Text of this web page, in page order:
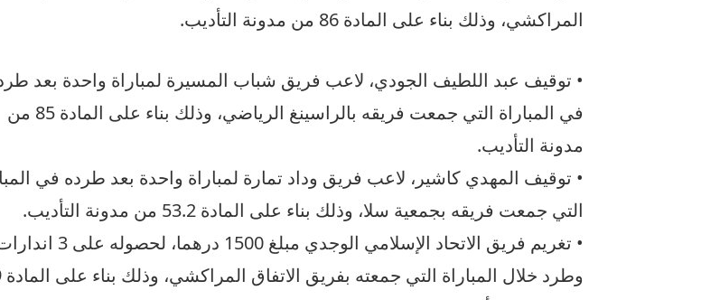
المراكشي، وذلك بناء على المادة 86 من مدونة التأديب.
• توقيف عبد اللطيف الجودي، لاعب فريق شباب المسيرة لمباراة واحدة بعد
في المباراة التي جمعت فريقه بالراسينغ الرياضي، وذلك بناء على المادة 85 من
مدونة التأديب.
• توقيف المهدي كاشير، لاعب فريق وداد تمارة لمباراة واحدة بعد طرده في
التي جمعت فريقه بجمعية سلا، وذلك بناء على المادة 53.2 من مدونة التأديب.
• تغريم فريق الاتحاد الإسلامي الوجدي مبلغ 1500 درهما، لحصوله
وطرد